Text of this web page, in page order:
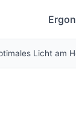
Licht am